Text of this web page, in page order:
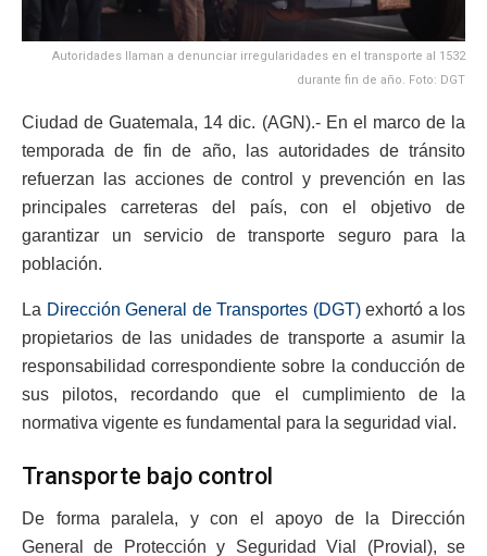
Autoridades llaman a denunciar irregularidades en el transporte al 1532
durante fin de año. Foto: DGT
Ciudad de Guatemala, 14 dic. (AGN).- En el marco de la
temporada de fin de año, las autoridades de tránsito
refuerzan las acciones de control y prevención en las
principales carreteras del país, con el objetivo de
garantizar un servicio de transporte seguro para la
población.
La Dirección General de Transportes (DGT)exhortó a los
propietarios de las unidades de transporte a asumir la
responsabilidad correspondiente sobre la conducción de
sus pilotos, recordando que el cumplimiento de la
normativa vigente es fundamental para la seguridad vial.
Transporte bajo control
De forma paralela, y con el apoyo de la Dirección
General de Protección y Seguridad Vial (Provial), se